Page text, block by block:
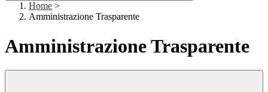
Home >
Amministrazione Trasparente
Amministrazione Trasparente